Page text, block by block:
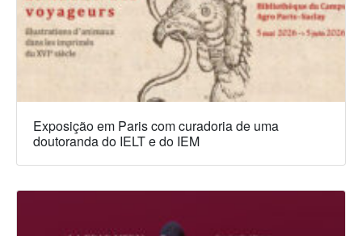
Exposição em Paris com curadoria de uma
doutoranda do IELT e do IEM